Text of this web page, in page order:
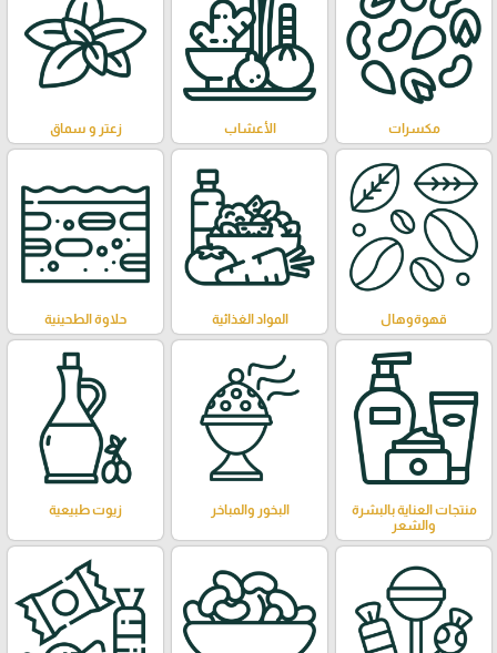
مكسرات الأعشاب زعتر و سماق
قهوةوهال المواد الغذائية حلاوة الطحينية
منتجات العناية بالبشرة
والشعر
البخور والمباخر زيوت طبيعية